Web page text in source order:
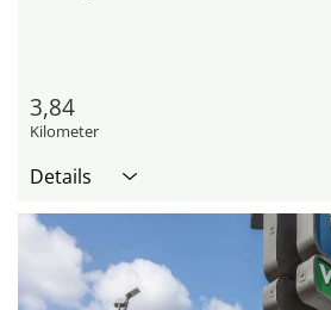
3,84
Kilometer
Details